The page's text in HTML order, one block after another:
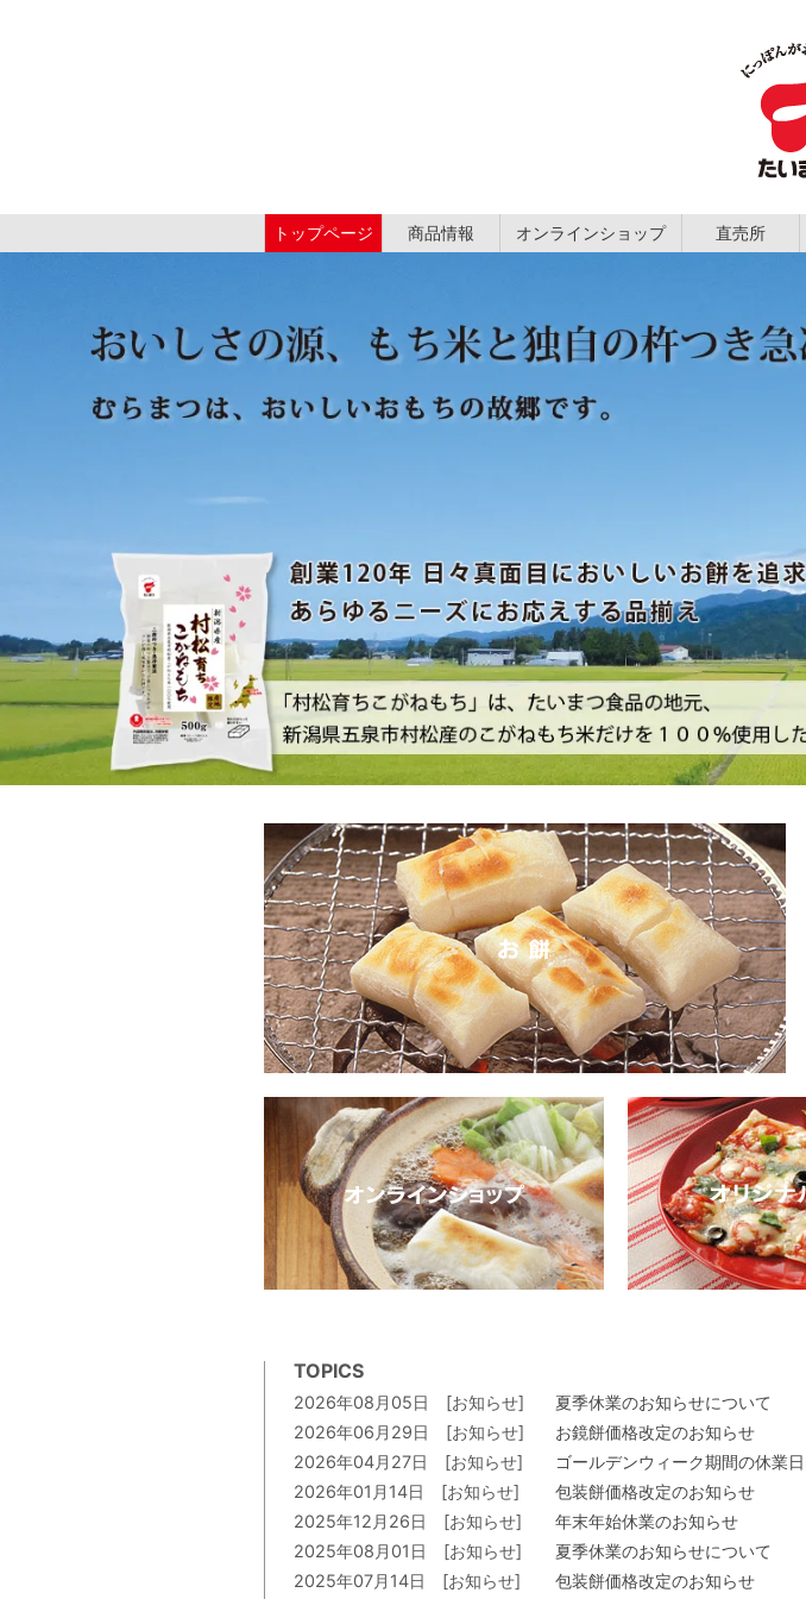
トップページ 商品情報 オンラインショップ 直売所
TOPICS
2026年08月05日 [お知らせ]
夏季休業のお知らせについて
2026年06月29日 [お知らせ]
お鏡餅価格改定のお知らせ
2026年04月27日 [お知らせ]
ゴールデンウィーク期間の休業
2026年01月14日 [お知らせ]
包装餅価格改定のお知らせ
2025年12月26日 [お知らせ]
年末年始休業のお知らせ
2025年08月01日 [お知らせ]
夏季休業のお知らせについて
2025年07月14日 [お知らせ] 包装餅価格改定のお知らせ